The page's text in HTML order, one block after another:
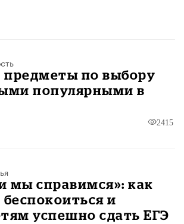
предметы по выбору
популярными в
2415
мы справимся»: как
беспокоиться и
успешно сдать ЕГЭ